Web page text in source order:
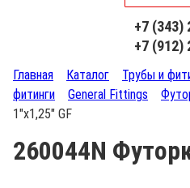
у
+7 (343)
+7 (912)
Главная Каталог Трубы и
фитинги
General Fittings
1"х1,25" GF
260044N